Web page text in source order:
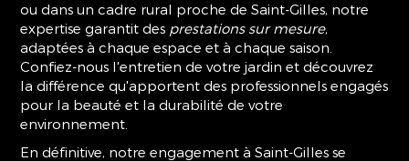
ou dans un cadre rural proche de Saint-Gilles, notre
expertise garantit des prestations sur mesure,
adaptées à chaque espace et à chaque saison.
Confiez-nous l'entretien de votre jardin et découvrez
la différence qu'apportent des professionnels engagés
pour la beauté et la durabilité de votre
environnement.
En définitive, notre engagement à Saint-Gilles se